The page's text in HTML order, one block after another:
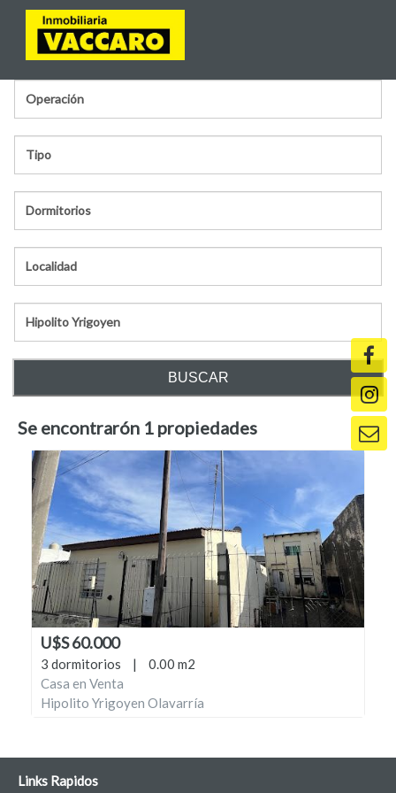
Se encontrarón 1 propiedades
U$S 60.000
3 dormitorios |
0.00 m2
Casa en Venta
Hipolito Yrigoyen Olavarría
Links Rapidos